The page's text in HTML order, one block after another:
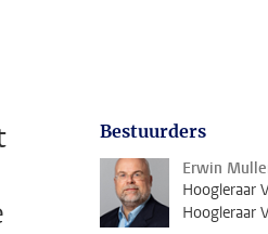
Bestuurders
Erwin
Hoogleraar
Hoogleraar